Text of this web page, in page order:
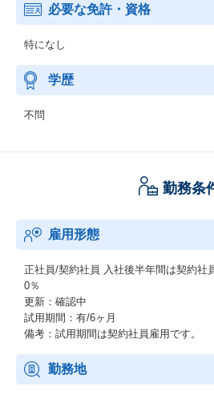
必要な免許・資格
特になし
学歴
不問
勤務条
雇用形態
正社員/契約社員 入社後半年間は契約社
0％
更新：確認中
試用期間：有/6ヶ月
備考：試用期間は契約社員雇用です。
勤務地